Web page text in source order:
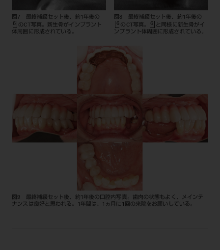
図7 最終補綴セット後、約1年後の
6 のCT写真。新生骨がインプラント
体周囲に形成されている。
図8 最終補綴セット後、約1年後の
6 のCT写真。 6 と同様に新生骨がイ
ンプラント体周囲に形成されている。
図9 最終補綴セット後、約1年後の口腔内写真。歯肉の状態もよく、メインテ
ナンスは良好と思われる。1年間は、1ヵ月に1回の来院をお願いしている。